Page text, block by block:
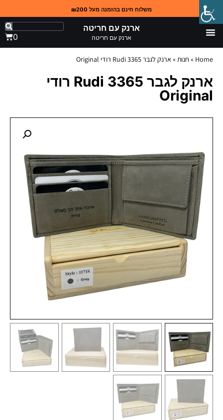
משלוח חינם בהזמנה מעל ₪200
ארנק עם חריטה
ארנק עם חריטה 0
Home
» חנות » ארנק לגבר 3365 Rudi רודי Original
ארנק לגבר 3365 Rudi רודי
Original